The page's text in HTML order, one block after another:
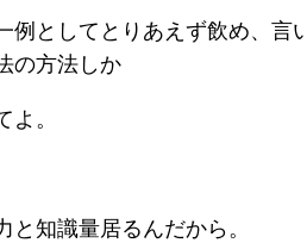
としてとりあえず飲め、言
の方法しか
。
知識量居るんだから。